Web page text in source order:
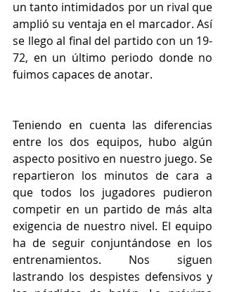
un tanto intimidados por un rival que
amplió su ventaja en el marcador. Así
se llego al final del partido con un 19-
72, en un último periodo donde no
fuimos capaces de anotar.
Teniendo en cuenta las diferencias
entre los dos equipos, hubo algún
aspecto positivo en nuestro juego. Se
repartieron los minutos de cara a
que todos los jugadores pudieron
competir en un partido de más alta
exigencia de nuestro nivel. El equipo
ha de seguir conjuntándose en los
entrenamientos. Nos siguen
lastrando los despistes defensivos y